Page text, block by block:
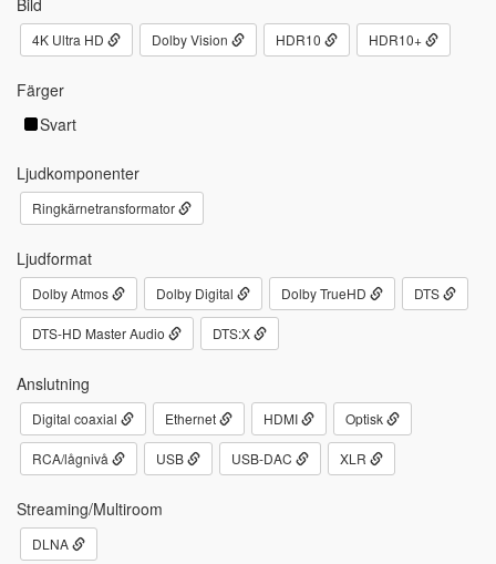
Bild
4K Ultra HD Dolby Vision HDR10 HDR10+
Färger
Svart
Ljudkomponenter
Ringkärnetransformator
Ljudformat
Dolby Atmos Dolby Digital Dolby TrueHD DTS
DTS-HD Master Audio DTS:X
Anslutning
Digital coaxial Ethernet HDMI Optisk
RCA/lågnivå USB USB-DAC XLR
Streaming/Multiroom
DLNA